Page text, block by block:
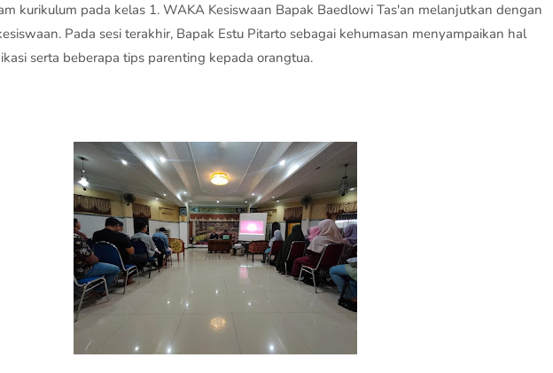
kurikulum pada kelas 1. WAKA Kesiswaan Bapak Baedlowi Tas'an melanjutkan dengan
Pada sesi terakhir, Bapak Estu Pitarto sebagai kehumasan menyampaikan hal
serta beberapa tips parenting kepada orangtua.